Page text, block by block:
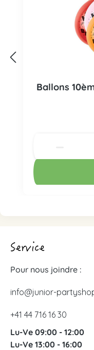
Ballons
Service
Pour nous joindre :
info@junior-
+41 44 716 16 30
Lu-Ve 09:00 - 12:00
Lu-Ve 13:00 - 16:00